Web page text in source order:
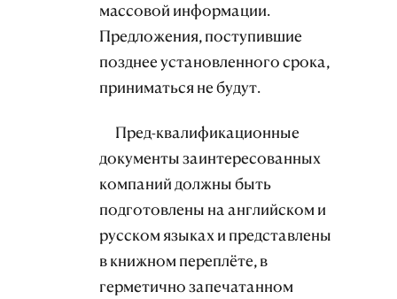
массовой информации.
Предложения, поступившие
позднее установленного срока,
приниматься не будут.
Пред-квалификационные
документы заинтересованных
компаний должны быть
подготовлены на английском и
русском языках и представлены
в книжном переплёте, в
герметично запечатанном